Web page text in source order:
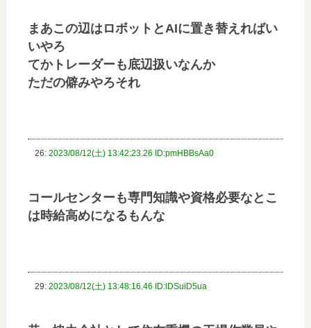
まあこの辺はロボットとAIに置き替えればい
いやろ
てかトレーダーも底辺扱いなんか
ただの僻みやろそれ
26: 2023/08/12(土) 13:42:23.26 ID:pmHBBsAa0
コールセンターも専門知識や資格必要なとこ
は時給高めになるもんな
29: 2023/08/12(土) 13:48:16.46 ID:lDSuiD5ua